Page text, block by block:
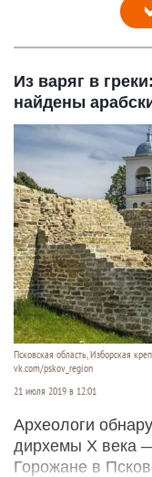
Из варяг в
найдены
Псковская область, Изборская
vk.com/pskov_region
21 июля 2019 в 12:01
Археологи
дирхемы X века
Горожане в